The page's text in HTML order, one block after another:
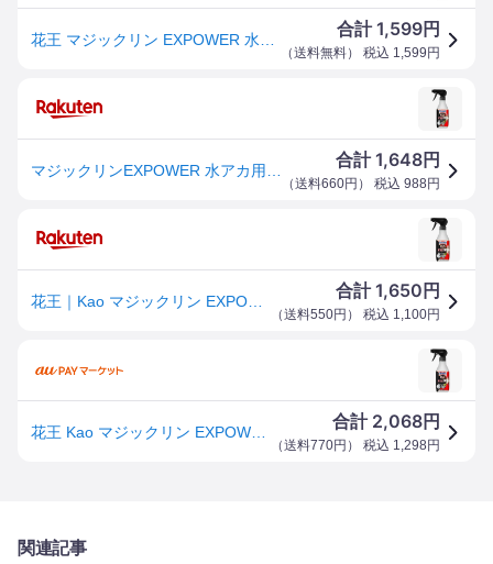
合計1,599円
（送料無料） 税込 1,599 円
合計1,648円
（送料660円 ） 税込 988 円
合計1,650 円
（送料550円 ） 税込 1,100円
合計 2,068円
（送料770円 ） 税込 1,298 円
関連記事